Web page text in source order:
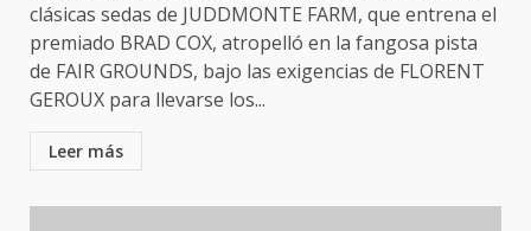
clásicas sedas de JUDDMONTE FARM, que entrena el
premiado BRAD COX, atropelló en la fangosa pista
de FAIR GROUNDS, bajo las exigencias de FLORENT
GEROUX para llevarse los...
Leer más